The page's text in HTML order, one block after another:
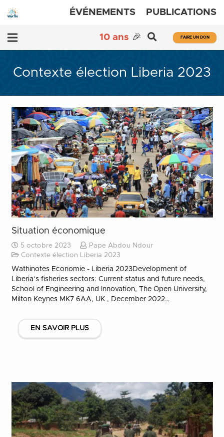
ÉVÉNEMENTS PUBLICATIONS
10 ans 🎉 FAIRE UN DON
Contexte élection Liberia 2023
Situation économique
5 octobre 2023
Pape Abdou Ndour
Contexte élection Liberia 2023
Wathinotes Economie - Liberia 2023Development of
Liberia’s fisheries sectors: Current status and future needs,
School of Engineering and Innovation, The Open University,
Milton Keynes MK7 6AA, UK , December 2022…
EN SAVOIR PLUS